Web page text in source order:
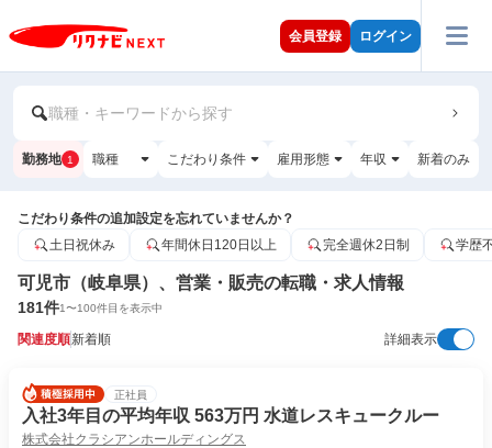
会員登録 ログイン
職種・キーワードから探す
勤務地 1 職種 こだわり条件 雇用形態 年収 新着のみ
こだわり条件の追加設定を忘れていませんか？
土日祝休み
年間休日120日以上 完全週休2日制 学歴
可児市（岐阜県）、営業・販売の転職・求人情報
181件1〜100件目を表示中
関連度順新着順 詳細表示
正社員
入社3年目の平均年収 563万円 水道レスキュークルー
株式会社クラシアンホールディングス